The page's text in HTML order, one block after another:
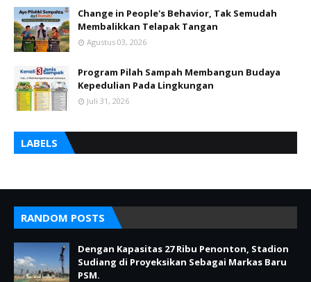
Change in People's Behavior, Tak Semudah
Membalikkan Telapak Tangan
Agustus 03, 2026
Program Pilah Sampah Membangun Budaya
Kepedulian Pada Lingkungan
Juli 31, 2026
LABELS
RANDOM POSTS
Dengan Kapasitas 27 Ribu Penonton, Stadion
Sudiang di Proyeksikan Sebagai Markas Baru
PSM.